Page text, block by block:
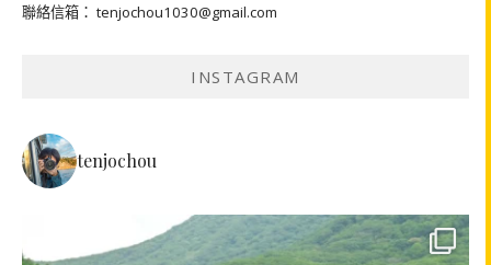
聯絡信箱： tenjochou1030@gmail.com
INSTAGRAM
tenjochou